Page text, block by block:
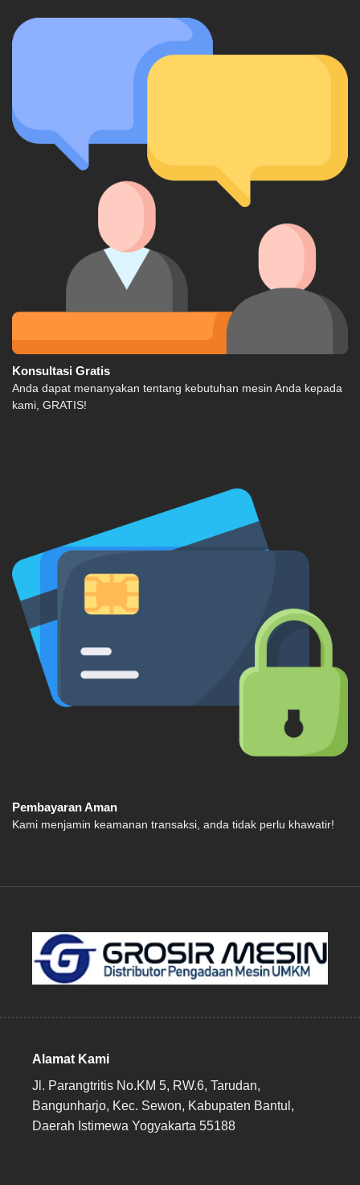
Konsultasi Gratis
Anda dapat menanyakan tentang kebutuhan mesin Anda kepada
kami, GRATIS!
Pembayaran Aman
Kami menjamin keamanan transaksi, anda tidak perlu khawatir!
Alamat Kami
Jl. Parangtritis No.KM 5, RW.6, Tarudan,
Bangunharjo, Kec. Sewon, Kabupaten Bantul,
Daerah Istimewa Yogyakarta 55188